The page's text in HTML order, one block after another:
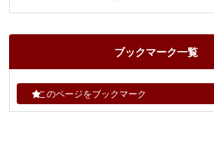
ブックマーク一覧
このページをブックマーク